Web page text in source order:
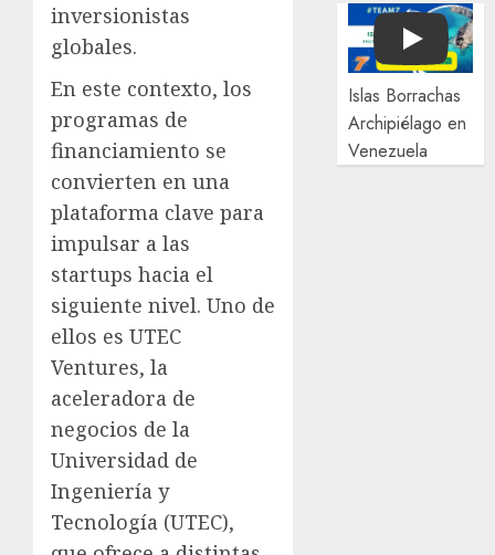
inversionistas
globales.
En este contexto, los
programas de
financiamiento se
convierten en una
plataforma clave para
impulsar a las
startups hacia el
siguiente nivel. Uno de
ellos es UTEC
Ventures, la
aceleradora de
negocios de la
Universidad de
Ingeniería y
Tecnología (UTEC),
Play
Islas Borrachas
Archipiélago en
Venezuela